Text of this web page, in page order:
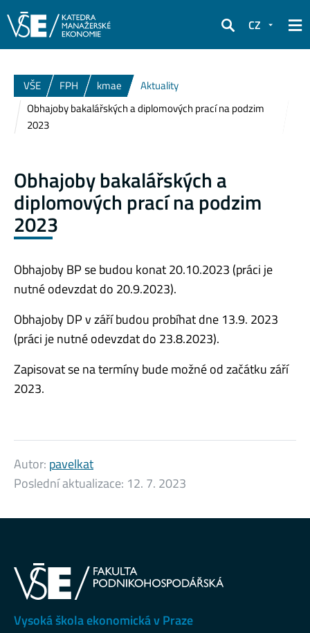
Hledat
CZ
VŠE FPH kmae
Aktuality
Obhajoby bakalářských a diplomových prací na podzim
2023
Obhajoby bakalářských a
diplomových prací na podzim
2023
Obhajoby BP se budou konat 20.10.2023 (práci je
nutné odevzdat do 20.9.2023).
Obhajoby DP v září budou probíhat dne 13.9. 2023
(práci je nutné odevzdat do 23.8.2023).
Zapisovat se na termíny bude možné od začátku září
2023.
Autor: pavelkat
Poslední aktualizace: 12. 7. 2023
Vysoká škola ekonomická v Praze